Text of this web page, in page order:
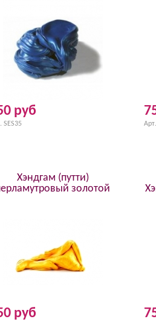
руб
SES35
Хэндгам (путти)
золотой
руб